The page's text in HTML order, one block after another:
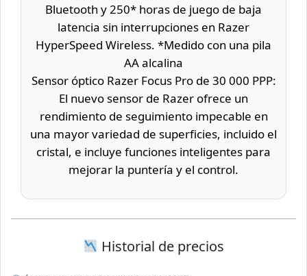
Bluetooth y 250* horas de juego de baja
latencia sin interrupciones en Razer
HyperSpeed Wireless. *Medido con una pila
AA alcalina
Sensor óptico Razer Focus Pro de 30 000 PPP:
El nuevo sensor de Razer ofrece un
rendimiento de seguimiento impecable en
una mayor variedad de superficies, incluido el
cristal, e incluye funciones inteligentes para
mejorar la puntería y el control.
Historial de precios